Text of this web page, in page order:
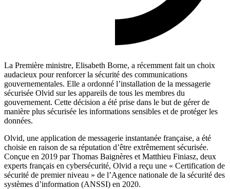
La Première ministre, Elisabeth Borne, a récemment fait un choix
audacieux pour renforcer la sécurité des communications
gouvernementales. Elle a ordonné l’installation de la messagerie
sécurisée Olvid sur les appareils de tous les membres du
gouvernement. Cette décision a été prise dans le but de gérer de
manière plus sécurisée les informations sensibles et de protéger les
données.
Olvid, une application de messagerie instantanée française, a été
choisie en raison de sa réputation d’être extrêmement sécurisée.
Conçue en 2019 par Thomas Baignères et Matthieu Finiasz, deux
experts français en cybersécurité, Olvid a reçu une « Certification de
sécurité de premier niveau » de l’Agence nationale de la sécurité des
systèmes d’information (ANSSI) en 2020.